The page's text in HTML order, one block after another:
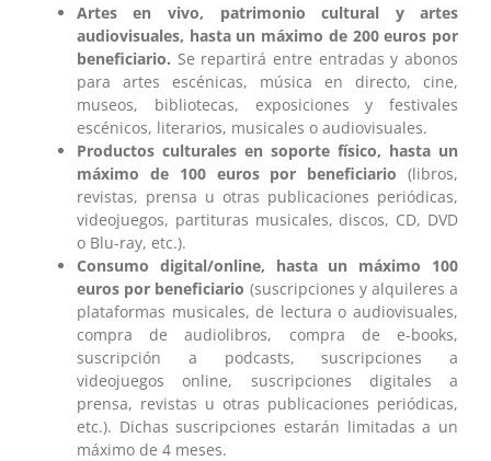
Artes en vivo, patrimonio cultural y artes
audiovisuales, hasta un máximo de 200 euros por
beneficiario. Se repartirá entre entradas y abonos
para artes escénicas, música en directo, cine,
museos, bibliotecas, exposiciones y festivales
escénicos, literarios, musicales o audiovisuales.
Productos culturales en soporte físico, hasta un
máximo de 100 euros por beneficiario (libros,
revistas, prensa u otras publicaciones periódicas,
videojuegos, partituras musicales, discos, CD, DVD
o Blu-ray, etc.).
Consumo digital/online, hasta un máximo 100
euros por beneficiario (suscripciones y alquileres a
plataformas musicales, de lectura o audiovisuales,
compra de audiolibros, compra de e-books,
suscripción a podcasts, suscripciones a
videojuegos online, suscripciones digitales a
prensa, revistas u otras publicaciones periódicas,
etc.). Dichas suscripciones estarán limitadas a un
máximo de 4 meses.